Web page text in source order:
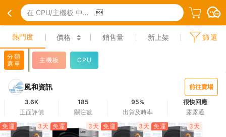
在 CPU/主機板 中搜尋 
熱門度 價格 銷售量 新上架 篩選
分類
選單
主機板 CPU
風和資訊
前往賣場
3.6K
正面評價
185
關注數
95%
出貨及時率
很快回應
露露通
免運
3天 免運 3天 免運 3天 免運 3天